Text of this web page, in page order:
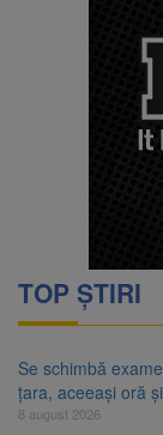
TOP ȘTIRI
Se schimbă
țara, aceeași oră
8 august 2026